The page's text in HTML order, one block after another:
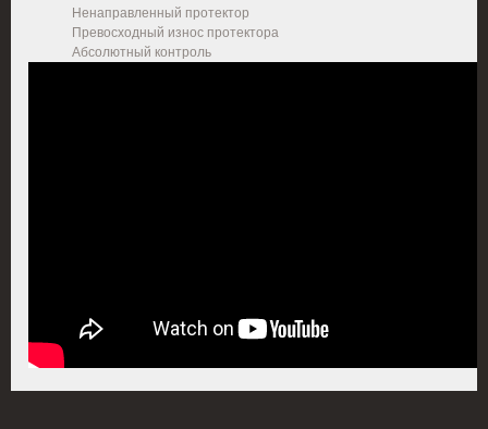
Ненаправленный протектор
Превосходный износ протектора
Абсолютный контроль